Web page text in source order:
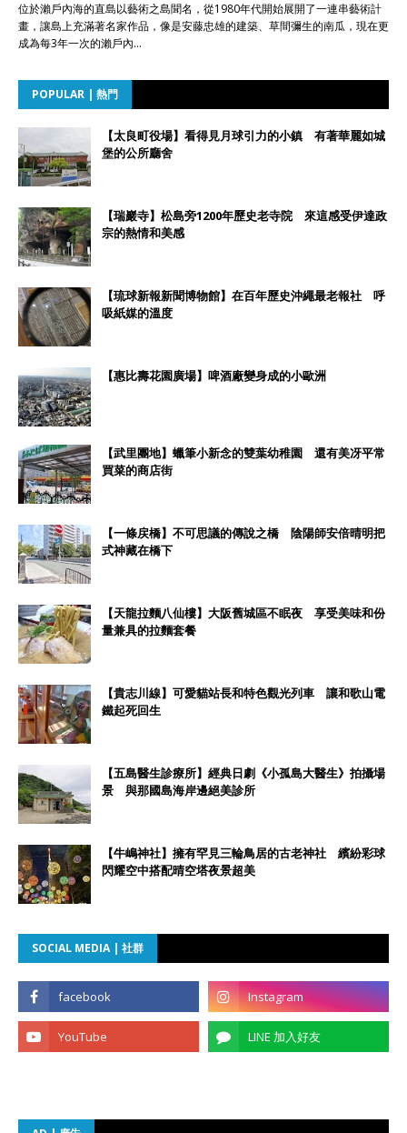
位於瀨戶內海的直島以藝術之島聞名，從1980年代開始展開了一連串藝術計
畫，讓島上充滿著名家作品，像是安藤忠雄的建築、草間彌生的南瓜，現在更
成為每3年一次的瀨戶內…
POPULAR | 熱門
【太良町役場】看得見月球引力的小鎮 有著華麗如城
堡的公所廳舍
【瑞巖寺】松島旁1200年歷史老寺院 來這感受伊達政
宗的熱情和美感
【琉球新報新聞博物館】在百年歷史沖繩最老報社 呼
吸紙媒的溫度
【惠比壽花園廣場】啤酒廠變身成的小歐洲
【武里團地】蠟筆小新念的雙葉幼稚園 還有美冴平常
買菜的商店街
【一條戻橋】不可思議的傳說之橋 陰陽師安倍晴明把
式神藏在橋下
【天龍拉麵八仙樓】大阪舊城區不眠夜 享受美味和份
量兼具的拉麵套餐
【貴志川線】可愛貓站長和特色觀光列車 讓和歌山電
鐵起死回生
【五島醫生診療所】經典日劇《小孤島大醫生》拍攝場
景 與那國島海岸邊絕美診所
【牛嶋神社】擁有罕見三輪鳥居的古老神社 繽紛彩球
閃耀空中搭配晴空塔夜景超美
SOCIAL MEDIA | 社群